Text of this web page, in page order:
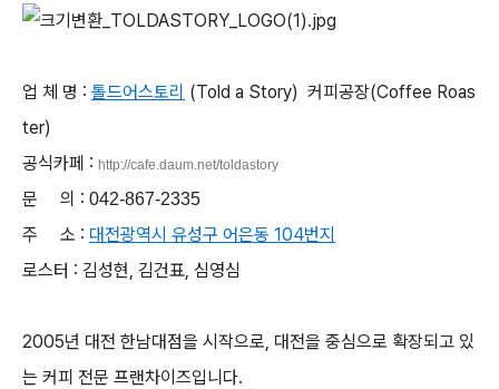
업 체 명 : 톨드어스토리 (Told a Story) 커피공장(Coffee Roas
ter)
공식카페 : http://cafe.daum.net/toldastory
문 의 : 042-867-2335
주 소 : 대전광역시 유성구 어은동 104번지
로스터 : 김성현, 김건표, 심영심
2005년 대전 한남대점을 시작으로, 대전을 중심으로 확장되고 있
는 커피 전문 프랜차이즈입니다.